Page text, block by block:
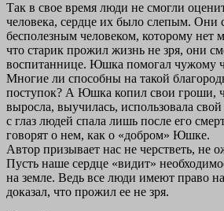
Так в свое время люди не смогли
человека, сердце их было слепым.
бесполезным человеком, которому нет
что старик прожил жизнь не зря, они
воспитаннице. Юшка помогал чужому
Многие ли способны на такой
поступок? А Юшка копил свои гроши,
выросла, выучилась, использовала
с глаз людей спала лишь после его
говорят о нем, как о «добром» Юшке.
Автор призывает нас не черстветь, не
Пусть наше сердце «видит»
на земле. Ведь все люди имеют право
доказал, что прожил ее не зря.